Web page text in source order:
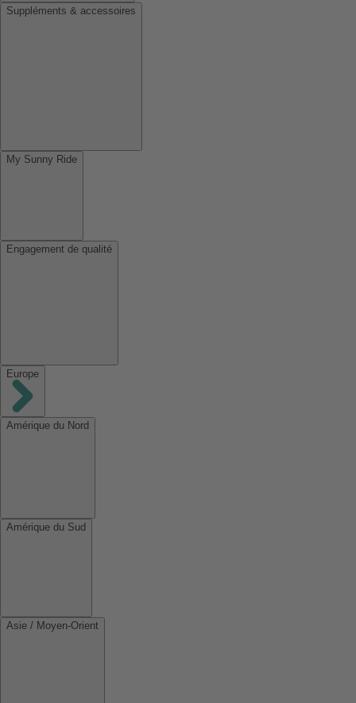
Suppléments & accessoires
My Sunny Ride
Engagement de qualité
Europe
Amérique du Nord
Amérique du Sud
Asie / Moyen-Orient